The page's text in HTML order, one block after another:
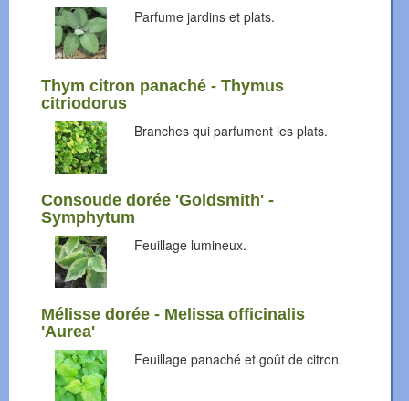
Parfume jardins et plats.
Thym citron panaché - Thymus
citriodorus
Branches qui parfument les plats.
Consoude dorée 'Goldsmith' -
Symphytum
Feuillage lumineux.
Mélisse dorée - Melissa officinalis
'Aurea'
Feuillage panaché et goût de citron.